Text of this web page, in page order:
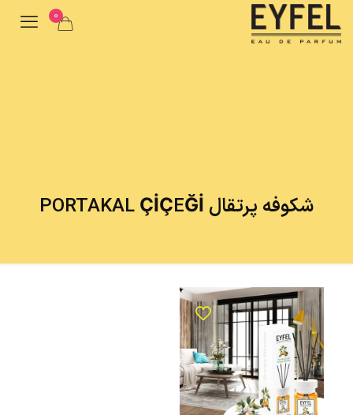
0
شکوفه پرتقال PORTAKAL ÇİÇEĞİ